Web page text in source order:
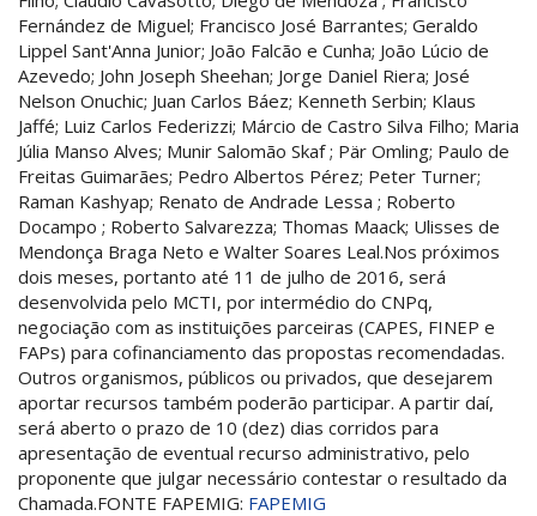
Fernández de Miguel; Francisco José Barrantes; Geraldo
Lippel Sant'Anna Junior; João Falcão e Cunha; João Lúcio de
Azevedo; John Joseph Sheehan; Jorge Daniel Riera; José
Nelson Onuchic; Juan Carlos Báez; Kenneth Serbin; Klaus
Jaffé; Luiz Carlos Federizzi; Márcio de Castro Silva Filho; Maria
Júlia Manso Alves; Munir Salomão Skaf ; Pär Omling; Paulo de
Freitas Guimarães; Pedro Albertos Pérez; Peter Turner;
Raman Kashyap; Renato de Andrade Lessa ; Roberto
Docampo ; Roberto Salvarezza; Thomas Maack; Ulisses de
Mendonça Braga Neto e Walter Soares Leal.Nos próximos
dois meses, portanto até 11 de julho de 2016, será
desenvolvida pelo MCTI, por intermédio do CNPq,
negociação com as instituições parceiras (CAPES, FINEP e
FAPs) para cofinanciamento das propostas recomendadas.
Outros organismos, públicos ou privados, que desejarem
aportar recursos também poderão participar. A partir daí,
será aberto o prazo de 10 (dez) dias corridos para
apresentação de eventual recurso administrativo, pelo
proponente que julgar necessário contestar o resultado da
Chamada.FONTE FAPEMIG: FAPEMIG